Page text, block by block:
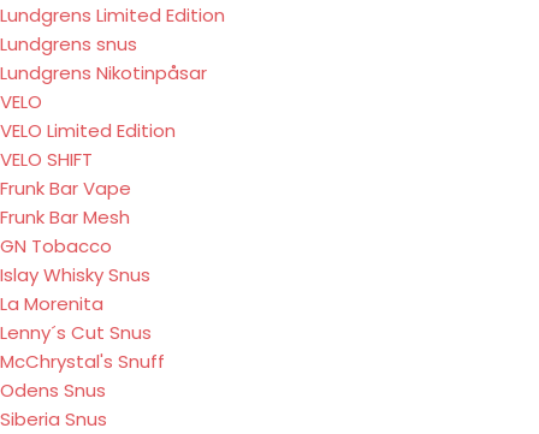
Lundgrens Limited Edition
Lundgrens snus
Lundgrens Nikotinpåsar
VELO
VELO Limited Edition
VELO SHIFT
Frunk Bar Vape
Frunk Bar Mesh
GN Tobacco
Islay Whisky Snus
La Morenita
Lenny´s Cut Snus
McChrystal's Snuff
Odens Snus
Siberia Snus